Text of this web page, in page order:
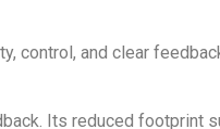
control, and clear
Its reduced footprint